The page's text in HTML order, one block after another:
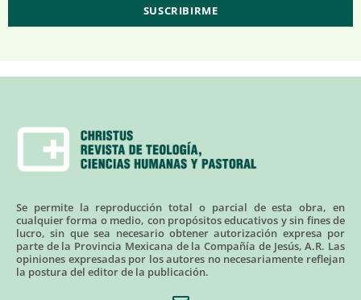
Se permite la reproducción total o parcial de esta obra, en
cualquier forma o medio, con propósitos educativos y sin fines de
lucro, sin que sea necesario obtener autorización expresa por
parte de la Provincia Mexicana de la Compañía de Jesús, A.R. Las
opiniones expresadas por los autores no necesariamente reflejan
la postura del editor de la publicación.